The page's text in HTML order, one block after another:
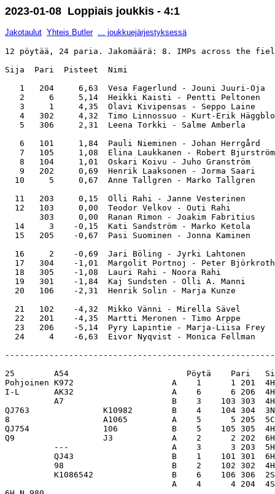
2023-01-08 Loppiais joukkis - 4:1
Jakotaulut Yhteis Butler ... joukkuejärjestyksessä
12 pöytää, 24 paria. Jakomäärä: 8. IMPs across the
Sija  Pari  Pisteet  Nimi
1   204     6,63  Vesa Fagerlund - Jouni
2     6     5,14  Heikki Kaisti - Pentti
3     1     4,35  Olavi Kivipensas - Seppo Laine
4   302     4,32  Timo Linnossuo - Kurt-Erik
5   306     2,31  Leena Torkki - Salme
6   101     1,84  Pauli Nieminen - Johan Herrgård
7   105     1,08  Elina Laukkanen - Robert
8   104     1,01  Oskari Koivu - Juho
9   202     0,69  Henrik Laaksonen - Jorma
10     5     0,67  Anne Tallgren - Marko
11   203     0,15  Olli Rahi - Janne Vesterinen
12   103     0,00  Teodor Velkov - Outi Rahi
303     0,00  Ranan Rimon - Joakim Fabritius
14     3    -0,15  Kati Sandström - Marko Ketola
15   205    -0,67  Pasi Suominen - Jonna
16     2    -0,69  Jari Böling - Jyrki
17   304    -1,01  Margolit Portnoj - Peter
18   305    -1,08  Lauri Rahi - Noora Rahi
19   301    -1,84  Kaj Sundsten - Olli A. Manni
20   106    -2,31  Henrik Solin - Marja Kunze
21   102    -4,32  Mikko Vänni - Mirella
22   201    -4,35  Martti Meronen - Timo Arppe
23   206    -5,14  Pyry Lapintie - Marja-Liisa